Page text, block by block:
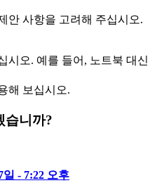
안 사항을 고려해 주십시오.
시오. 예를 들어, 노트북 대신
해 보십시오.
습니까?
일 - 7:22 오후